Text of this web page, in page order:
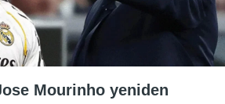
Mourinho yeniden